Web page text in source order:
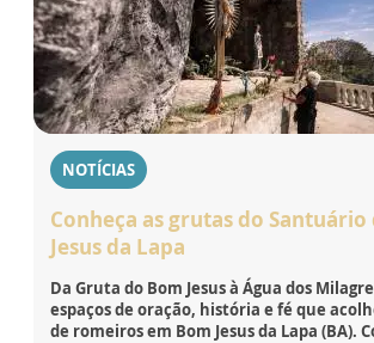
NOTÍCIAS
Conheça as grutas do Santuário
Jesus da Lapa
Da Gruta do Bom Jesus à Água dos
espaços de oração, história e fé que
de romeiros em Bom Jesus da Lapa (BA).